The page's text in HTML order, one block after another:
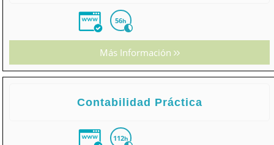
56h
Más Información
Contabilidad Práctica
112h